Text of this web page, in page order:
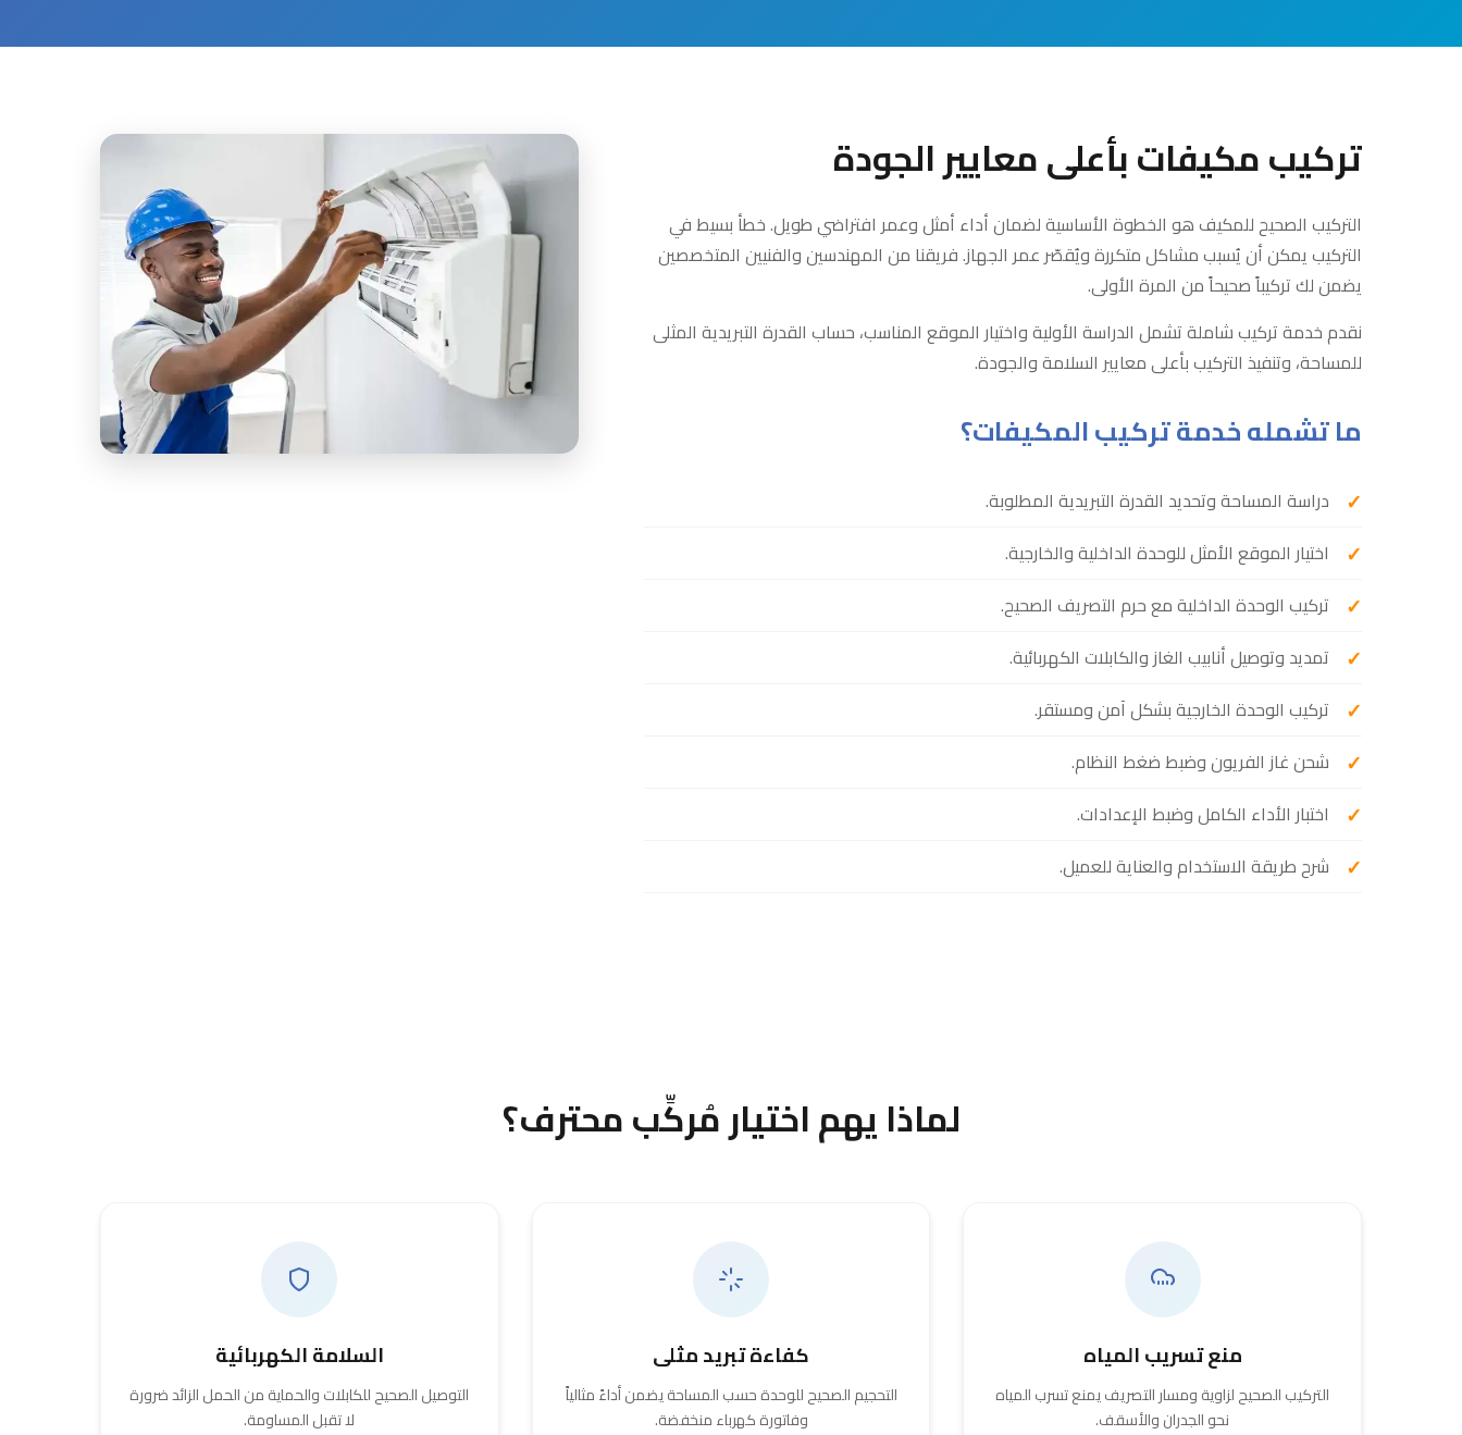
تركيب مكيفات بأعلى معايير الجودة
التركيب الصحيح للمكيف هو الخطوة الأساسية لضمان أداء أمثل وعمر افتراضي طويل. خطأ بسيط في
التركيب يمكن أن يُسبب مشاكل متكررة ويُقصّر عمر الجهاز. فريقنا من المهندسين والفنيين المتخصصين
يضمن لك تركيباً صحيحاً من المرة الأولى.
نقدم خدمة تركيب شاملة تشمل الدراسة الأولية واختيار الموقع المناسب، حساب القدرة التبريدية المثلى
للمساحة، وتنفيذ التركيب بأعلى معايير السلامة والجودة.
ما تشمله خدمة تركيب المكيفات؟
دراسة المساحة وتحديد القدرة التبريدية المطلوبة.
اختيار الموقع الأمثل للوحدة الداخلية والخارجية.
تركيب الوحدة الداخلية مع حرم التصريف الصحيح.
تمديد وتوصيل أنابيب الغاز والكابلات الكهربائية.
تركيب الوحدة الخارجية بشكل آمن ومستقر.
شحن غاز الفريون وضبط ضغط النظام.
اختبار الأداء الكامل وضبط الإعدادات.
شرح طريقة الاستخدام والعناية للعميل.
لماذا يهم اختيار مُركِّب محترف؟
منع تسريب المياه
التركيب الصحيح لزاوية ومسار التصريف يمنع تسرب المياه
نحو الجدران والأسقف.
كفاءة تبريد مثلى
التحجيم الصحيح للوحدة حسب المساحة يضمن أداءً مثالياً
وفاتورة كهرباء منخفضة.
السلامة الكهربائية
التوصيل الصحيح للكابلات والحماية من الحمل الزائد ضرورة
لا تقبل المساومة.